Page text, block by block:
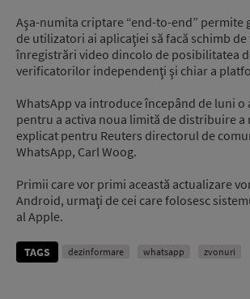
Aşa-numita criptare “end-to-end” permite
de utilizatori ai aplicaţiei să facă schimb
înregistrări video dincolo de posibilitatea
verificatorilor independenţi şi chiar a
WhatsApp va introduce începând de luni o
pentru a activa noua limită de distribuire a
explicat pentru Reuters directorul de
WhatsApp, Carl Woog.
Primii care vor primi această actualizare
Android, urmaţi de cei care folosesc
al Apple.
TAGS dezinformare whatsapp zvonuri